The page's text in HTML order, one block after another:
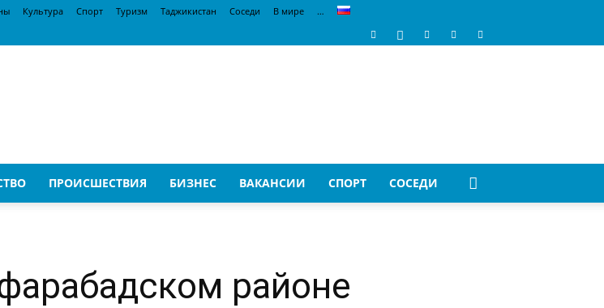
Культура Спорт Туризм Таджикистан Соседи В мире …
ПРОИСШЕСТВИЯ БИЗНЕС ВАКАНСИИ СПОРТ СОСЕДИ
районе